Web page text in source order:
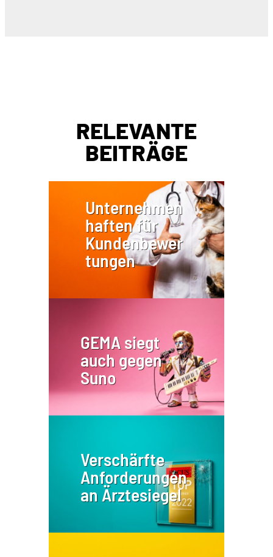
RELEVANTE
BEITRÄGE
Unternehmen
haften für
Kundenbewer
tungen
GEMA siegt
auch gegen
Suno
Verschärfte
Anforderungen
an Ärztesiegel